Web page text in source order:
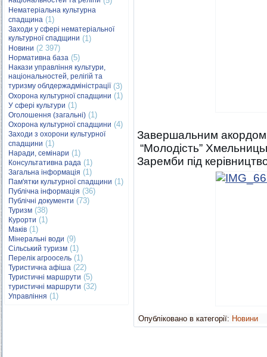
Нематеріальна культурна
спадщина (1)
Заходи у сфері нематеріальної
культурної спадщини (1)
Новини (2 397)
Нормативна база (5)
Накази управління культури,
національностей, релігій та
туризму облдержадміністрації(3)
Охорона культурної спадщини (1)
У сфері культури (1)
Оголошення (загальні) (1)
Охорона культурної спадщини (4)
Заходи з охорони культурної
спадщини (1)
Наради, семінари (1)
Консультативна рада (1)
Загальна інформація (1)
Пам'ятки культурної спадщини (1)
Публічна інформація (36)
Публічні документи (73)
Туризм (38)
Курорти (1)
Маків (1)
Мінеральні води (9)
Сільський туризм (1)
Перелік агроосель (1)
Туристична афіша (22)
Туристичні маршрути (5)
туристичні маршрути (32)
Управління (1)
Завершальним акордом
“Молодість”
Заремби під
Опубліковано в категорії: Новини